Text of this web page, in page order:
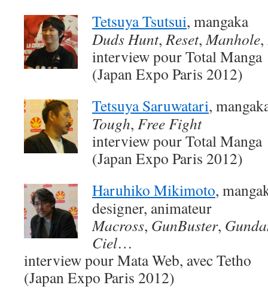
Tetsuya Tsutsui, mangaka
Duds Hunt,Reset,Manhole,
interview pour Total Manga
(Japan Expo Paris 2012)
Tetsuya Saruwatari,
Tough, Free Fight
interview pour Total Manga
(Japan Expo Paris 2012)
Haruhiko Mikimoto,
designer, animateur
Macross, GunBuster,
Ciel…
interview pour Mata Web, avec Tetho
(Japan Expo Paris 2012)